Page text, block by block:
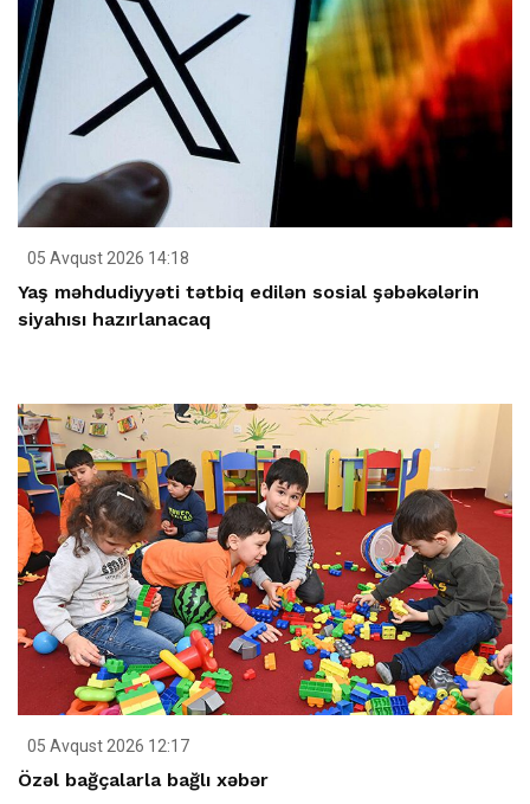
05 Avqust 2026 14:18
Yaş məhdudiyyəti tətbiq edilən sosial şəbəkələrin
siyahısı hazırlanacaq
05 Avqust 2026 12:17
Özəl bağçalarla bağlı xəbər